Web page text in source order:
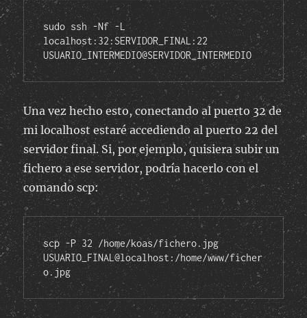
sudo ssh -Nf -L
localhost:32:SERVIDOR_FINAL:22
USUARIO_INTERMEDIO@SERVIDOR_INTERMEDIO
Una vez hecho esto, conectando al puerto 32 de
mi localhost estaré accediendo al puerto 22 del
servidor final. Si, por ejemplo, quisiera subir un
fichero a ese servidor, podría hacerlo con el
comando scp:
scp -P 32 /home/koas/fichero.jpg
USUARIO_FINAL@localhost:/home/www/ficher
o.jpg